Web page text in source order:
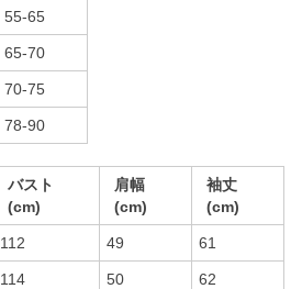
55-65
65-70
70-75
78-90
バスト
(cm)
肩幅
(cm)
袖丈
(cm)
112 49 61
114 50 62